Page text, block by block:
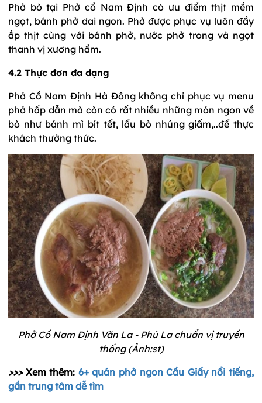
Phở bò tại Phở cồ Nam Định có ưu điểm thịt mềm
ngọt, bánh phở dai ngon. Phở được phục vụ luôn đầy
ắp thịt cùng với bánh phở, nước phở trong và ngọt
thanh vị xương hầm.
4.2 Thực đơn đa dạng
Phở Cồ Nam Định Hà Đông không chỉ phục vụ menu
phở hấp dẫn mà còn có rất nhiều những món ngon về
bò như bánh mì bít tết, lẩu bò nhúng giấm,..để thực
khách thưởng thức.
Phở Cồ Nam Định Văn La - Phú La chuẩn vị truyền
thống (Ảnh:st)
>>> Xem thêm: 6+ quán phở ngon Cầu Giấy nổi tiếng,
gần trung tâm dễ tìm